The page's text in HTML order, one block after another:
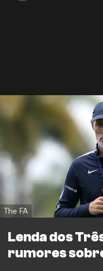
The FA
Lenda dos
rumores